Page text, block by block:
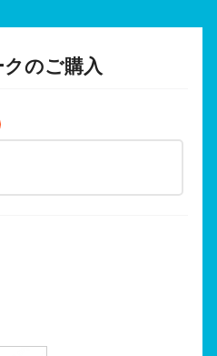
のご購入